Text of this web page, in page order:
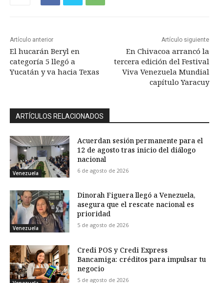
Artículo anterior
El hucarán Beryl en
categoría 5 llegó a
Yucatán y va hacia Texas
Artículo siguiente
En Chivacoa arrancó la
tercera edición del Festival
Viva Venezuela Mundial
capítulo Yaracuy
ARTÍCULOS RELACIONADOS
Venezuela
Acuerdan sesión permanente para el
12 de agosto tras inicio del diálogo
nacional
6 de agosto de 2026
Venezuela
Dinorah Figuera llegó a Venezuela,
asegura que el rescate nacional es
prioridad
5 de agosto de 2026
Credi POS y Credi Express
Bancamiga: créditos para impulsar tu
negocio
5 de agosto de 2026